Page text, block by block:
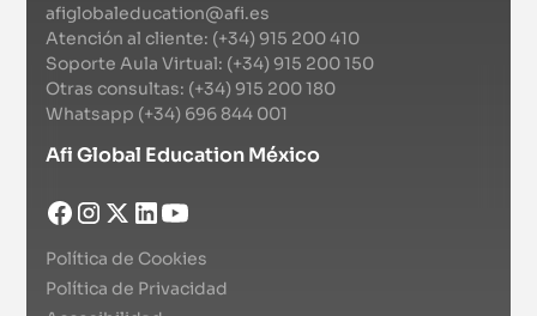
afiglobaleducation@afi.es
Atención al cliente: (+34) 915 200 410
Soporte Aula Virtual: (+34) 915 200 150
Otras consultas: (+34) 915 200 180
Whatsapp (+34) 696 844 001
Afi Global Education México
Política de Cookies
Política de Privacidad